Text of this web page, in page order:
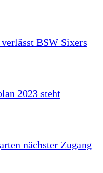
BSW Sixers
2023 steht
nächster Zugang